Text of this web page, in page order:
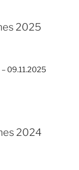
2025
09.11.2025
2024